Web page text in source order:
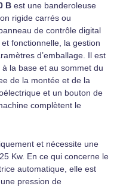
B est une banderoleuse
rigide carrés ou
de contrôle digital
fonctionnelle, la gestion
d’emballage. Il est
la base et au sommet du
de la montée et de la
et un bouton de
complètent le
et nécessite une
Kw. En ce qui concerne le
automatique, elle est
pression de